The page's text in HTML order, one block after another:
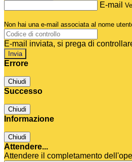
E-mail
Non hai una e-mail associata al nome
E-mail inviata, si prega di
Errore
Chiudi
Successo
Chiudi
Informazione
Chiudi
Attendere...
Attendere il completamento